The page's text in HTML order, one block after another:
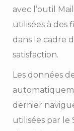
avec l’outil
utilisées à des
dans le cadre
satisfaction.
Les données
dernier
utilisées par le